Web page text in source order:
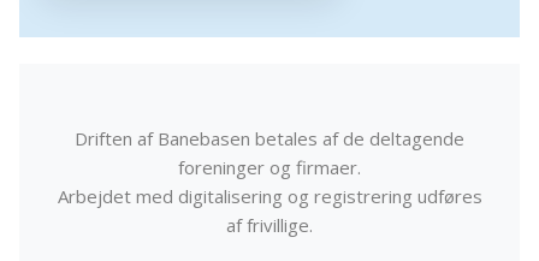
Driften af Banebasen betales af de deltagende
foreninger og firmaer.
Arbejdet med digitalisering og registrering udføres
af frivillige.